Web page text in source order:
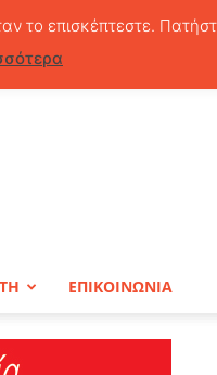
ΕΠΙΚΟΙΝΩΝΙΑ
το επισκέπτεστε.